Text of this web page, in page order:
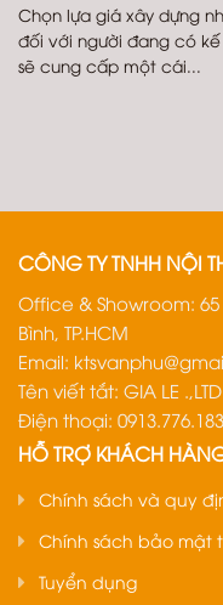
Chọn lựa giá xây dựng
đối với người đang có
sẽ cung cấp một cái...
CÔNG TY TNHH NỘI
Office & Showroom:
Bình, TP.HCM
Email:
Tên viết tắt: GIA LE .,LTD
Điện thoại:
HỖ TRỢ KHÁCH
Chính sách và quy
Chính sách bảo mật
Tuyển dụng